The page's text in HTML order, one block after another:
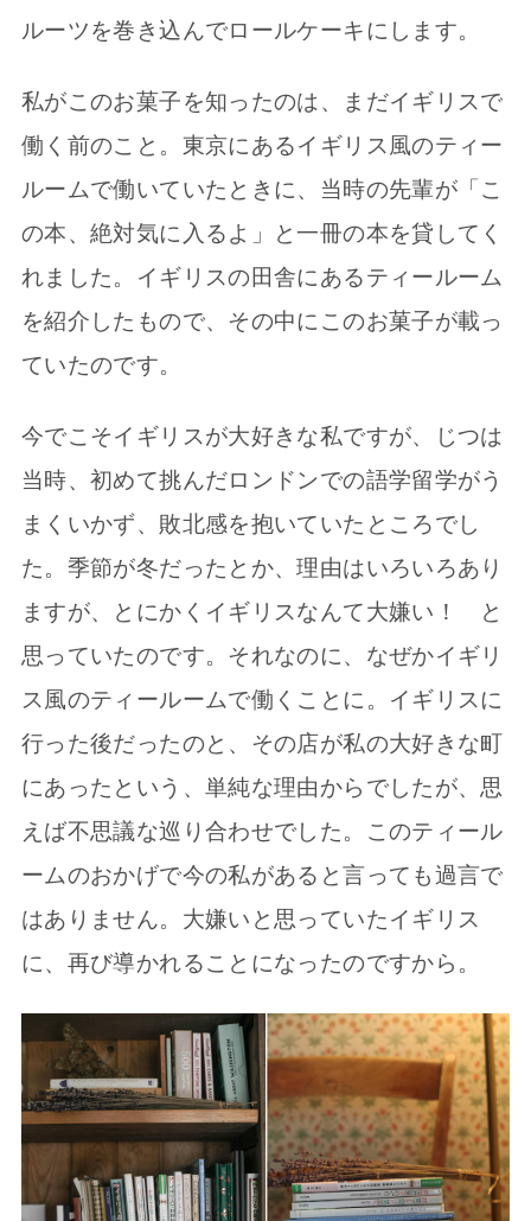
ルーツを巻き込んでロールケーキにします。
私がこのお菓子を知ったのは、まだイギリスで
働く前のこと。東京にあるイギリス風のティー
ルームで働いていたときに、当時の先輩が「こ
の本、絶対気に入るよ」と一冊の本を貸してく
れました。イギリスの田舎にあるティールーム
を紹介したもので、その中にこのお菓子が載っ
ていたのです。
今でこそイギリスが大好きな私ですが、じつは
当時、初めて挑んだロンドンでの語学留学がう
まくいかず、敗北感を抱いていたところでし
た。季節が冬だったとか、理由はいろいろあり
ますが、とにかくイギリスなんて大嫌い！ と
思っていたのです。それなのに、なぜかイギリ
ス風のティールームで働くことに。イギリスに
行った後だったのと、その店が私の大好きな町
にあったという、単純な理由からでしたが、思
えば不思議な巡り合わせでした。このティール
ームのおかげで今の私があると言っても過言で
はありません。大嫌いと思っていたイギリス
に、再び導かれることになったのですから。